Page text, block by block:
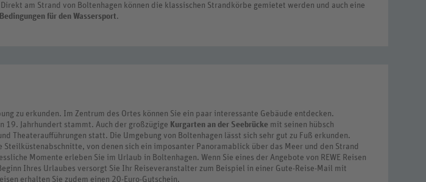
am Strand von Boltenhagen können die klassischen Strandkörbe gemietet werden und auch eine
für den Wassersport.
zu erkunden. Im Zentrum des Ortes können Sie ein paar interessante Gebäude entdecken.
19. Jahrhundert stammt. Auch der großzügige Kurgarten an der Seebrücke mit seinen hübsch
Theateraufführungen statt. Die Umgebung von Boltenhagen lässt sich sehr gut zu Fuß erkunden.
Steilküstenabschnitte, von denen sich ein imposanter Panoramablick über das Meer und den Strand
Momente erleben Sie im Urlaub in Boltenhagen. Wenn Sie eines der Angebote von REWE Reisen
Ihres Urlaubes versorgt Sie Ihr Reiseveranstalter zum Beispiel in einer Gute-Reise-Mail mit
erhalten Sie zudem einen 20-Euro-Gutschein.